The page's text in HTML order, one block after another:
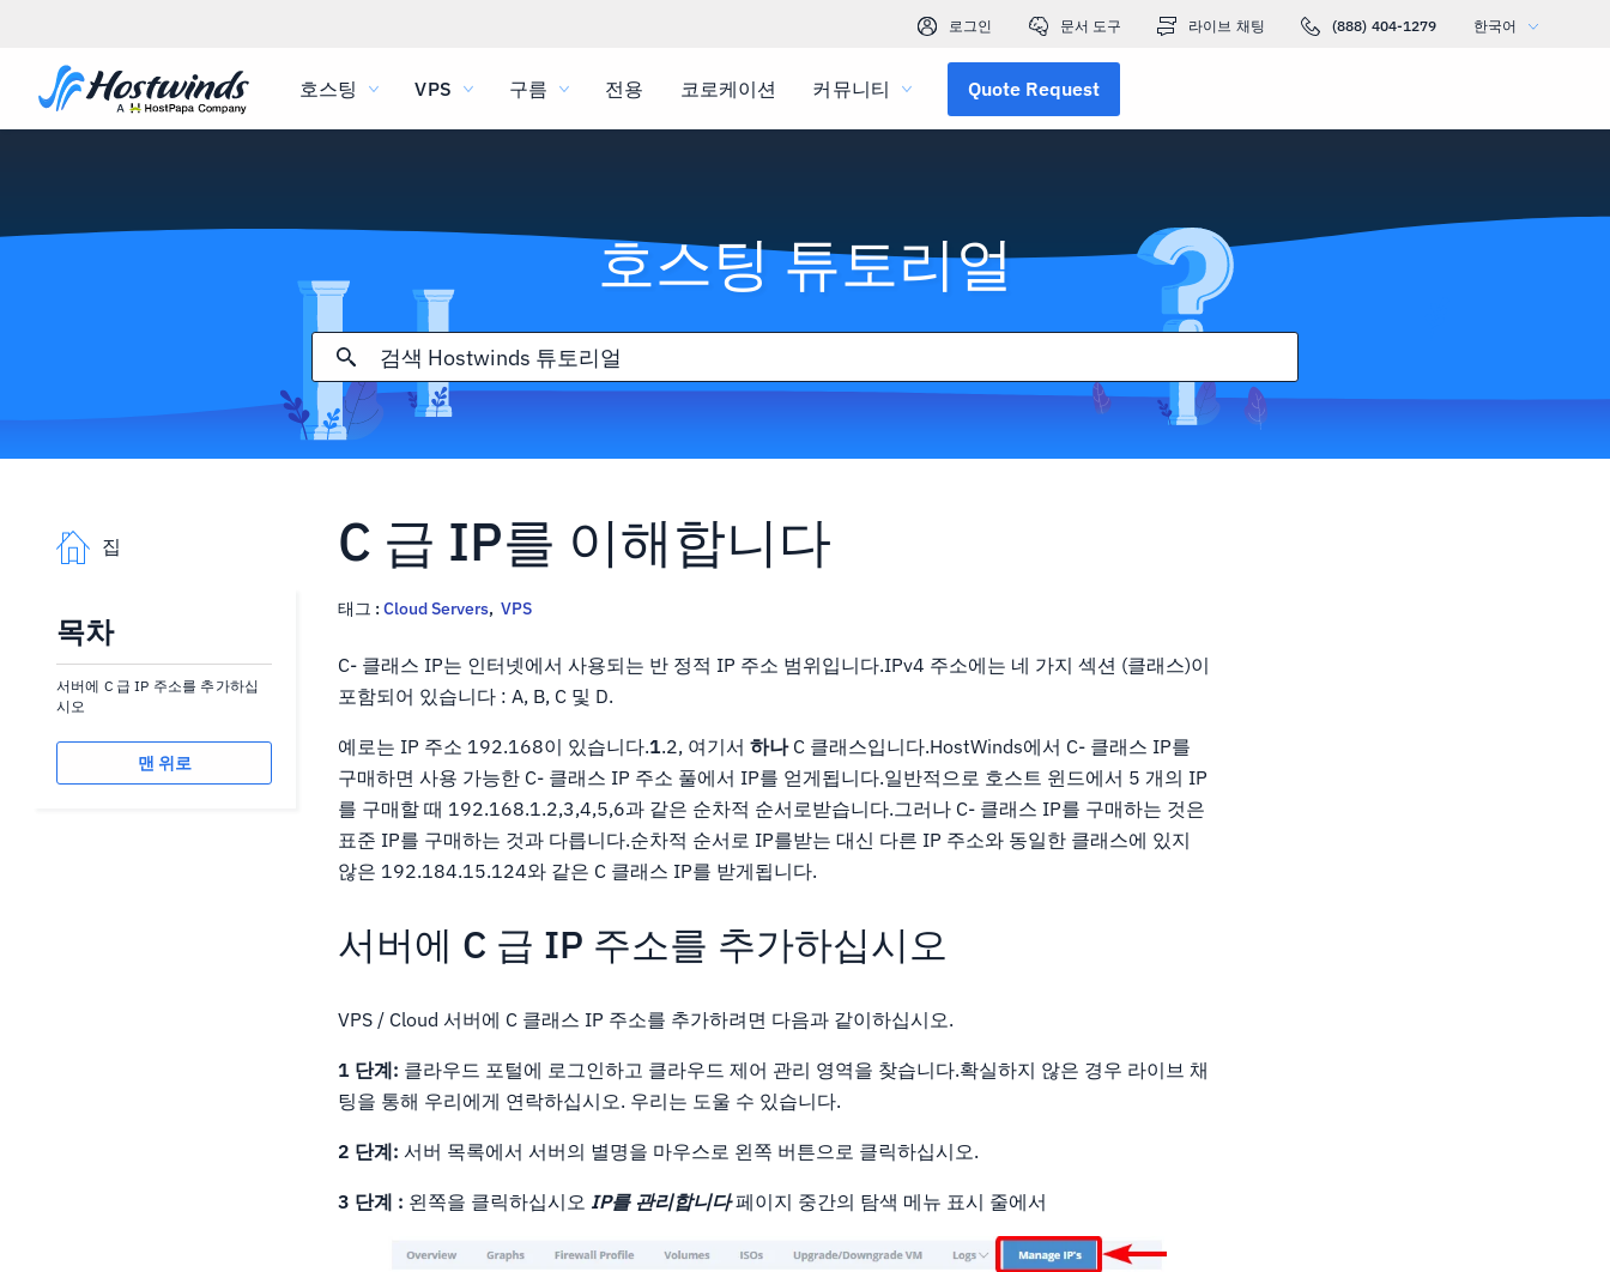
로그인 문서 도구 라이브 채팅 (888) 404-1279 한국어
호스팅 VPS 구름 전용 코로케이션 커뮤니티 Quote Request
호스팅 튜토리얼
집
목차
서버에 C 급 IP 주소를 추가하십
시오
맨 위로
C 급 IP를 이해합니다
태그 : Cloud Servers, VPS
C- 클래스 IP는 인터넷에서 사용되는 반 정적 IP 주소 범위입니다.IPv4 주소에는 네 가지 섹션 (클래스)이
포함되어 있습니다 : A, B, C 및 D.
예로는 IP 주소 192.168이 있습니다.1.2, 여기서하나C 클래스입니다.HostWinds에서 C- 클래스 IP를
구매하면 사용 가능한 C- 클래스 IP 주소 풀에서 IP를 얻게됩니다.일반적으로 호스트 윈드에서 5 개의 IP
를 구매할 때 192.168.1.2,3,4,5,6과 같은 순차적 순서로받습니다.그러나 C- 클래스 IP를 구매하는 것은
표준 IP를 구매하는 것과 다릅니다.순차적 순서로 IP를받는 대신 다른 IP 주소와 동일한 클래스에 있지
않은 192.184.15.124와 같은 C 클래스 IP를 받게됩니다.
서버에 C 급 IP 주소를 추가하십시오
VPS / Cloud 서버에 C 클래스 IP 주소를 추가하려면 다음과 같이하십시오.
1 단계: 클라우드 포털에 로그인하고 클라우드 제어 관리 영역을 찾습니다.확실하지 않은 경우 라이브 채
팅을 통해 우리에게 연락하십시오. 우리는 도울 수 있습니다.
2 단계: 서버 목록에서 서버의 별명을 마우스로 왼쪽 버튼으로 클릭하십시오.
3 단계 : 왼쪽을 클릭하십시오 IP를 관리합니다페이지 중간의 탐색 메뉴 표시 줄에서